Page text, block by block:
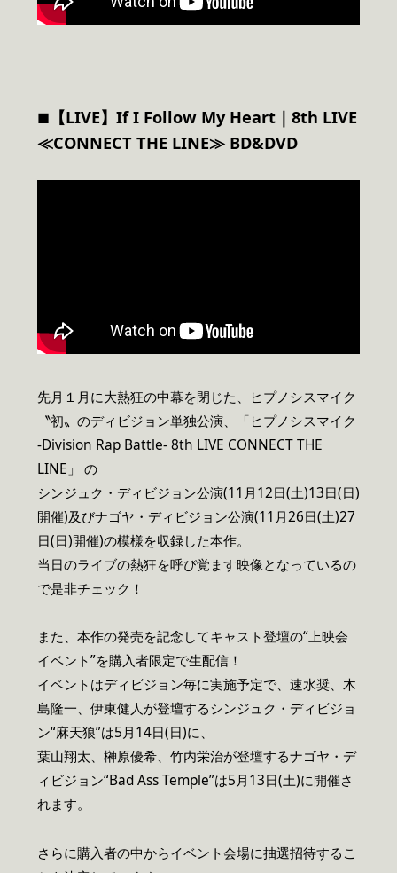
■ 【LIVE】If I Follow My Heart ｜8th LIVE
≪CONNECT THE LINE≫ BD&DVD
先月１月に大熱狂の中幕を閉じた、ヒプノシスマイク
〝初〟のディビジョン単独公演、「ヒプノシスマイク
-Division Rap Battle- 8th LIVE CONNECT THE
LINE」 の
シンジュク・ディビジョン公演(11月12日(土)13日(日)
開催)及びナゴヤ・ディビジョン公演(11月26日(土)27
日(日)開催)の模様を収録した本作。
当日のライブの熱狂を呼び覚ます映像となっているの
で是非チェック！
また、本作の発売を記念してキャスト登壇の“上映会
イベント”を購入者限定で生配信！
イベントはディビジョン毎に実施予定で、速水奨、木
島隆一、伊東健人が登壇するシンジュク・ディビジョ
ン“麻天狼”は5月14日(日)に、
葉山翔太、榊原優希、竹内栄治が登壇するナゴヤ・デ
ィビジョン“Bad Ass Temple”は5月13日(土)に開催さ
れます。
さらに購入者の中からイベント会場に抽選招待するこ